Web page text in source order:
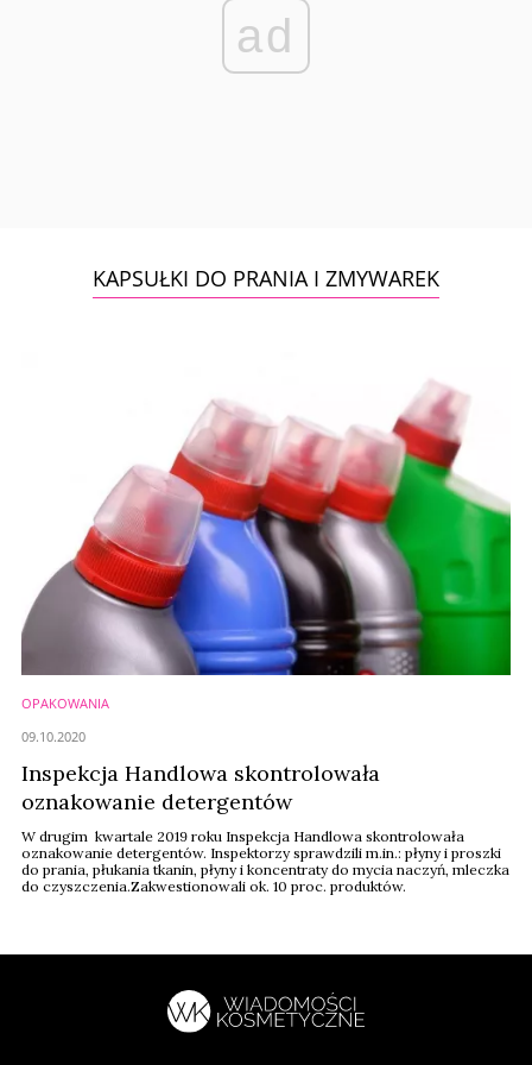
ad
KAPSUŁKI DO PRANIA I ZMYWAREK
OPAKOWANIA
Inspekcja Handlowa skontrolowała
oznakowanie detergentów
W drugim kwartale 2019 roku Inspekcja Handlowa skontrolowała
oznakowanie detergentów. Inspektorzy sprawdzili m.in.: płyny i proszki
do prania, płukania tkanin, płyny i koncentraty do mycia naczyń, mleczka
do czyszczenia.Zakwestionowali ok. 10 proc. produktów.
09.10.2020